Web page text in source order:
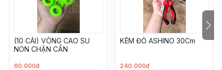
(10 CÁI) VÒNG CAO SU
NON CHẶN CẦN
60.000đ
KỀM ĐỎ ASHINO 30Cm
240.000đ